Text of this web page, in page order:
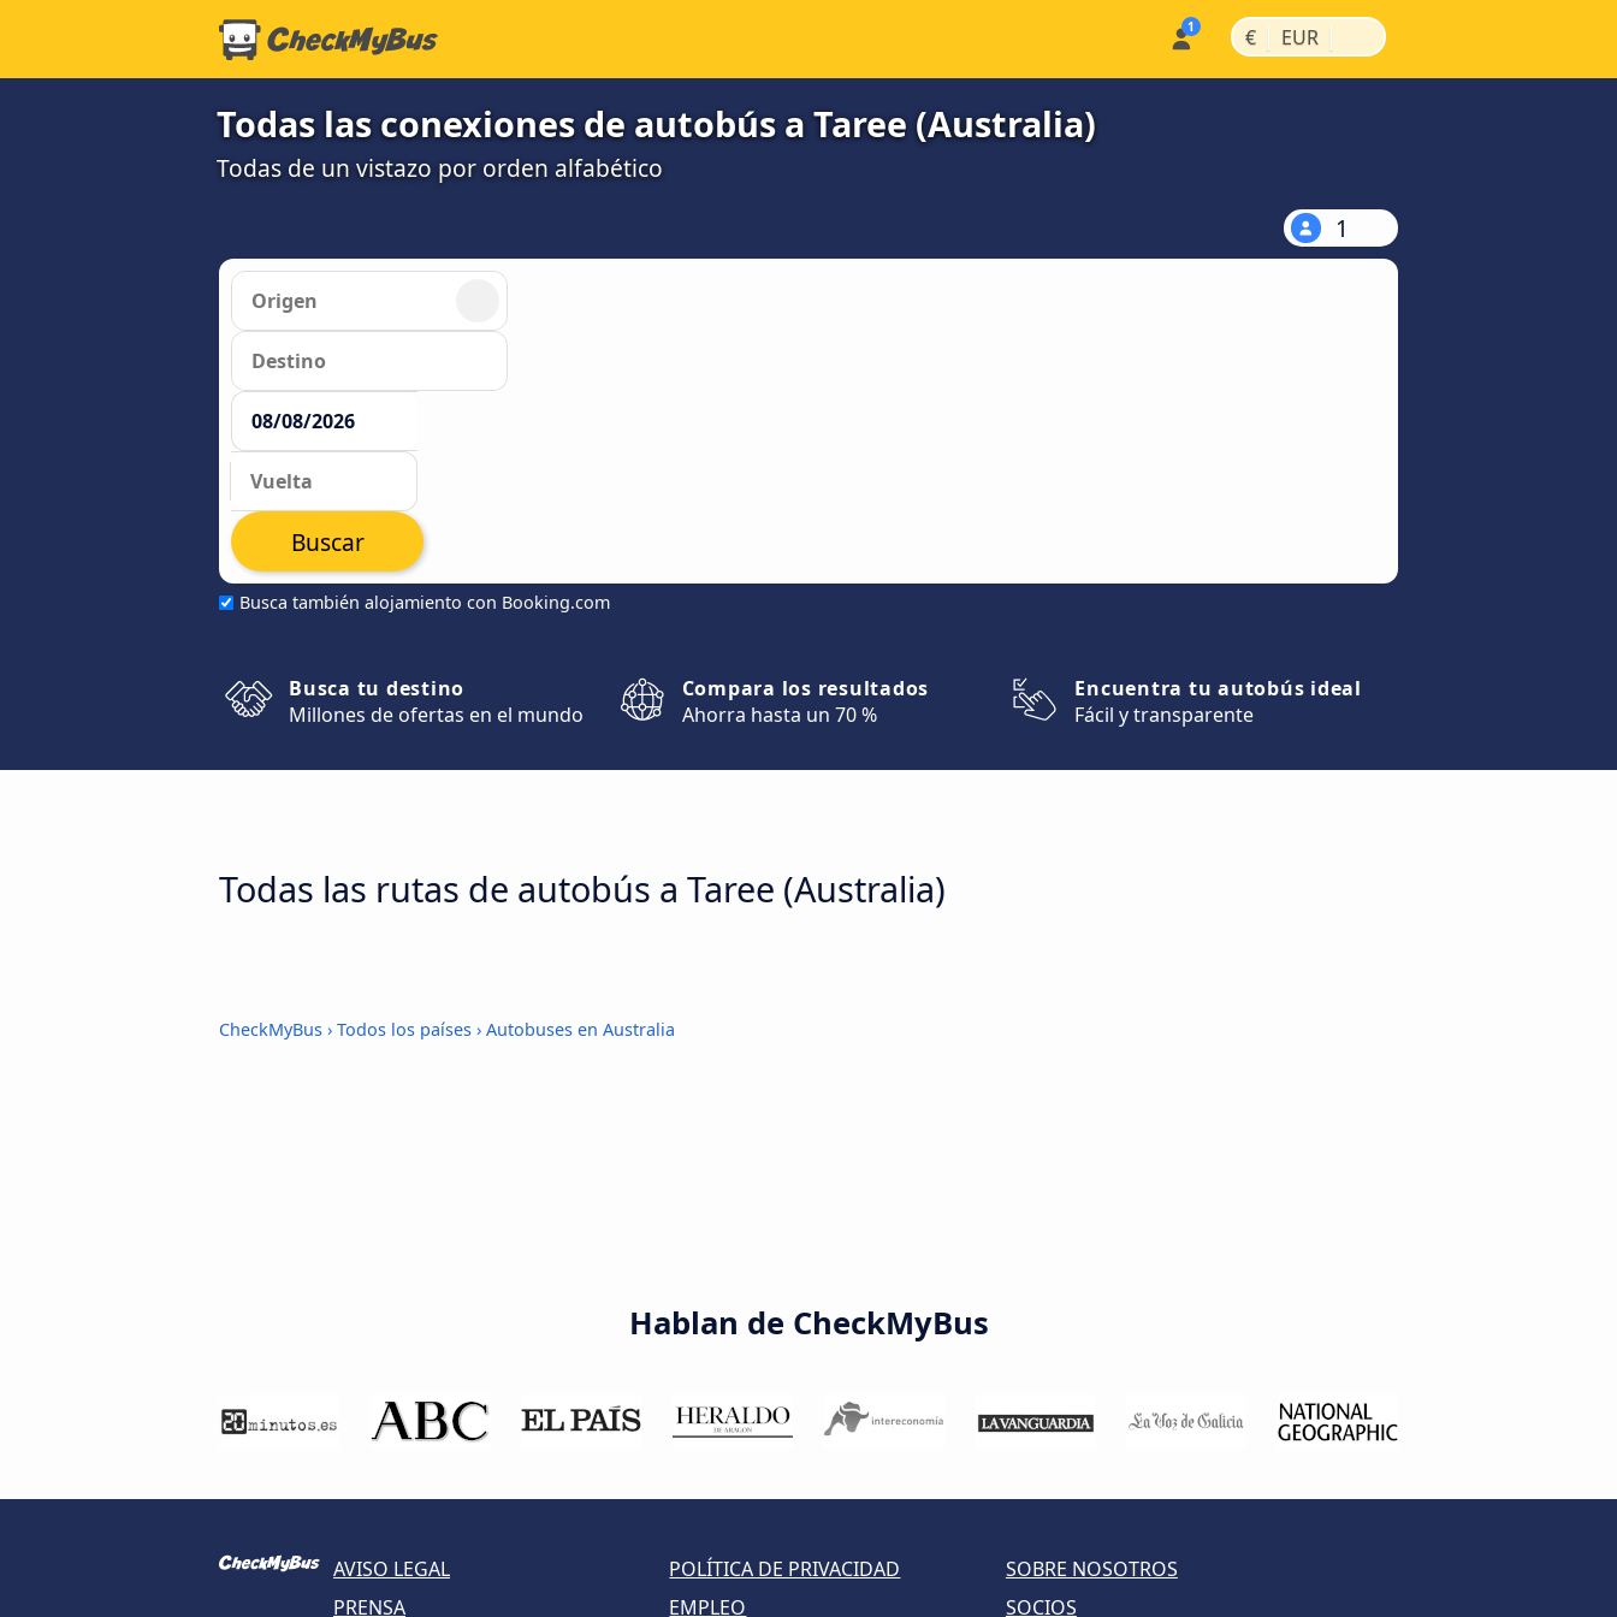
€ | EUR |
Todas las conexiones de autobús a Taree (Australia)
Todas de un vistazo por orden alfabético
1
Busca también alojamiento con Booking.com
Buscar
Busca tu destino
Millones de ofertas en el mundo
Compara los resultados
Ahorra hasta un 70 %
Encuentra tu autobús ideal
Fácil y transparente
Todas las rutas de autobús a Taree (Australia)
CheckMyBus › Todos los países › Autobuses en Australia
Hablan de CheckMyBus
AVISO LEGAL POLÍTICA DE PRIVACIDAD
SOBRE NOSOTROS
PRENSA
EMPLEO SOCIOS